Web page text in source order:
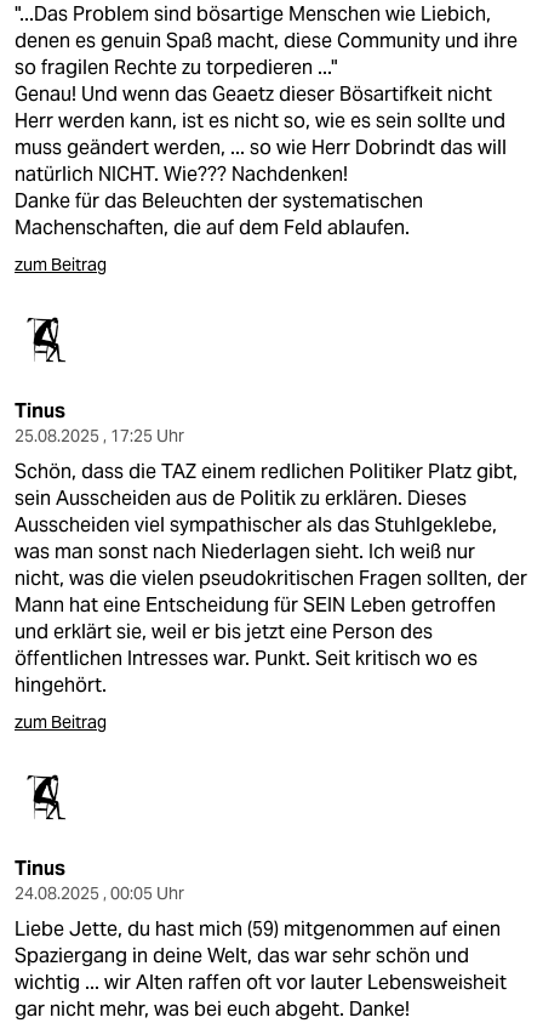
"...Das Problem sind bösartige Menschen wie Liebich,
denen es genuin Spaß macht, diese Community und ihre
so fragilen Rechte zu torpedieren ..."
Genau! Und wenn das Geaetz dieser Bösartifkeit nicht
Herr werden kann, ist es nicht so, wie es sein sollte und
muss geändert werden, ... so wie Herr Dobrindt das will
natürlich NICHT. Wie??? Nachdenken!
Danke für das Beleuchten der systematischen
Machenschaften, die auf dem Feld ablaufen.
zum Beitrag
Tinus
25.08.2025 , 17:25 Uhr
Schön, dass die TAZ einem redlichen Politiker Platz gibt,
sein Ausscheiden aus de Politik zu erklären. Dieses
Ausscheiden viel sympathischer als das Stuhlgeklebe,
was man sonst nach Niederlagen sieht. Ich weiß nur
nicht, was die vielen pseudokritischen Fragen sollten, der
Mann hat eine Entscheidung für SEIN Leben getroffen
und erklärt sie, weil er bis jetzt eine Person des
öffentlichen Intresses war. Punkt. Seit kritisch wo es
hingehört.
zum Beitrag
Tinus
24.08.2025 , 00:05 Uhr
Liebe Jette, du hast mich (59) mitgenommen auf einen
Spaziergang in deine Welt, das war sehr schön und
wichtig ... wir Alten raffen oft vor lauter Lebensweisheit
gar nicht mehr, was bei euch abgeht. Danke!